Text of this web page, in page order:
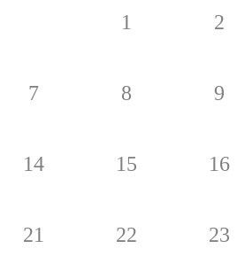
1 2
7 8 9
14 15 16
21 22 23